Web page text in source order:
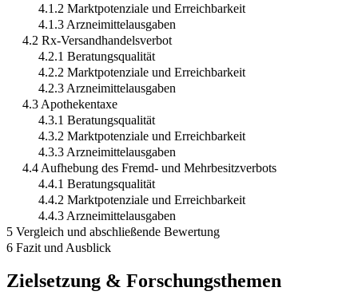
4.1.2 Marktpotenziale und Erreichbarkeit
4.1.3 Arzneimittelausgaben
4.2 Rx-Versandhandelsverbot
4.2.1 Beratungsqualität
4.2.2 Marktpotenziale und Erreichbarkeit
4.2.3 Arzneimittelausgaben
4.3 Apothekentaxe
4.3.1 Beratungsqualität
4.3.2 Marktpotenziale und Erreichbarkeit
4.3.3 Arzneimittelausgaben
4.4 Aufhebung des Fremd- und Mehrbesitzverbots
4.4.1 Beratungsqualität
4.4.2 Marktpotenziale und Erreichbarkeit
4.4.3 Arzneimittelausgaben
5 Vergleich und abschließende Bewertung
6 Fazit und Ausblick
Zielsetzung & Forschungsthemen